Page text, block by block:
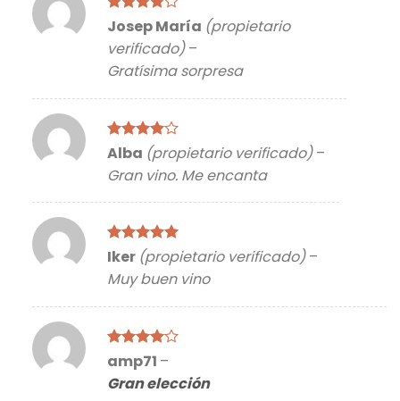
Valorado
de
5
Josep María (propietario
verificado) –
Gratísima sorpresa
Valorado
de
5
Alba (propietario verificado) –
Gran vino. Me encanta
Valorado
5de 5
Iker (propietario verificado) –
Muy buen vino
Valorado
con4
5
amp71 –
Gran elección